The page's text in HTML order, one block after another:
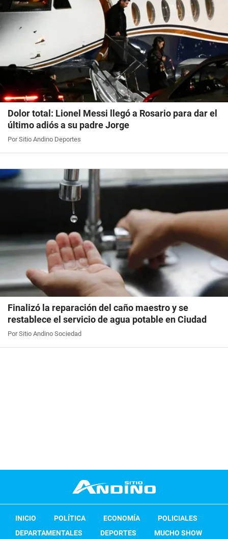
Dolor total: Lionel Messi llegó a Rosario para dar el
último adiós a su padre Jorge
Por Sitio Andino Deportes
Finalizó la reparación del caño maestro y se
restablece el servicio de agua potable en Ciudad
Por Sitio Andino Sociedad
INICIO POLÍTICA ECONOMÍA
POLICIALES
DEPARTAMENTALES
DEPORTES MUCHO SHOW